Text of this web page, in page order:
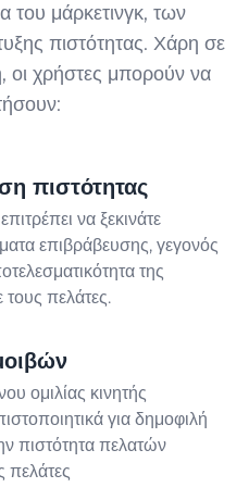
διατηρούν την
λειτουργία
ζώων
του μάρκετινγκ, των
πιστότητας. Χάρη σε
χρήστες μπορούν να
πιστότητας
να ξεκινάτε
επιβράβευσης, γεγονός
της
πελάτες.
ομιλίας κινητής
για δημοφιλή
πιστότητα πελατών
πελάτες